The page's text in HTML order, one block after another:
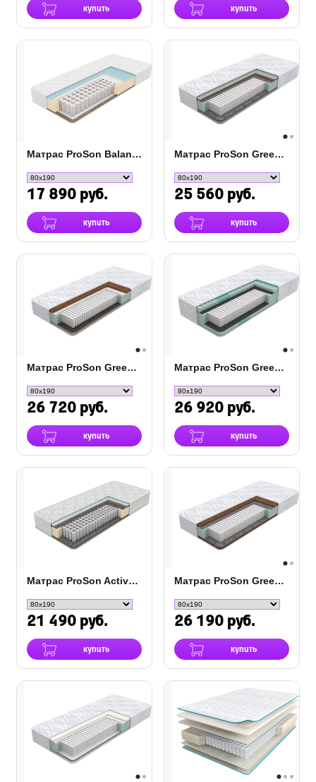
купить купить
Матрас ProSon Balance Duo M/S
17 890 руб.
купить
Матрас ProSon Green M
25 560 руб.
купить
Матрас ProSon Green Duo M/F
26 720 руб.
купить
Матрас ProSon Green Comfort M
26 920 руб.
купить
Матрас ProSon Active Duo M/F
21 490 руб.
купить
Матрас ProSon Green F
26 190 руб.
купить